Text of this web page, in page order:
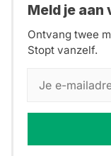
Meld je aan
Ontvang twee
Stopt vanzelf.